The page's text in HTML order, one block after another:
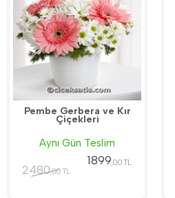
Pembe Gerbera ve Kır
Çiçekleri
Aynı Gün Teslim
2480,00 TL
1899,00 TL